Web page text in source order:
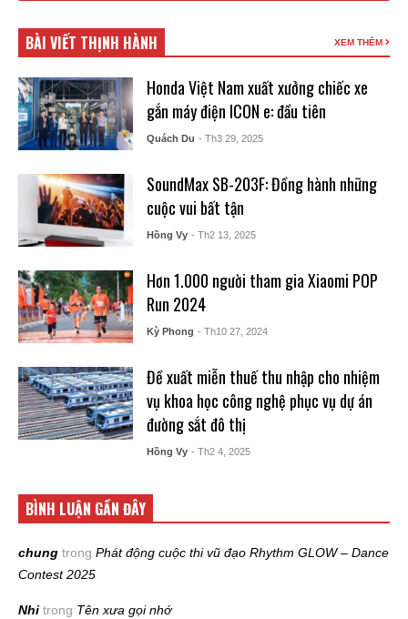
BÀI VIẾT THỊNH HÀNH XEM THÊM
Honda Việt Nam xuất xưởng chiếc xe
gắn máy điện ICON e: đầu tiên
Quách Du - Th3 29, 2025
SoundMax SB-203F: Đồng hành những
cuộc vui bất tận
Hồng Vy - Th2 13, 2025
Hơn 1.000 người tham gia Xiaomi POP
Run 2024
Kỳ Phong - Th10 27, 2024
Đề xuất miễn thuế thu nhập cho nhiệm
vụ khoa học công nghệ phục vụ dự án
đường sắt đô thị
Hồng Vy - Th2 4, 2025
BÌNH LUẬN GẦN ĐÂY
chung trong Phát động cuộc thi vũ đạo Rhythm GLOW – Dance
Contest 2025
Nhi trong Tên xưa gọi nhớ